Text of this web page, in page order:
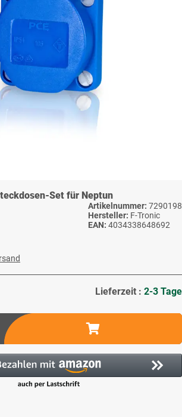
Set für Neptun
Artikelnummer: 7290198
Hersteller: F-Tronic
EAN: 4034338648692
Lieferzeit : 2-3 Tage